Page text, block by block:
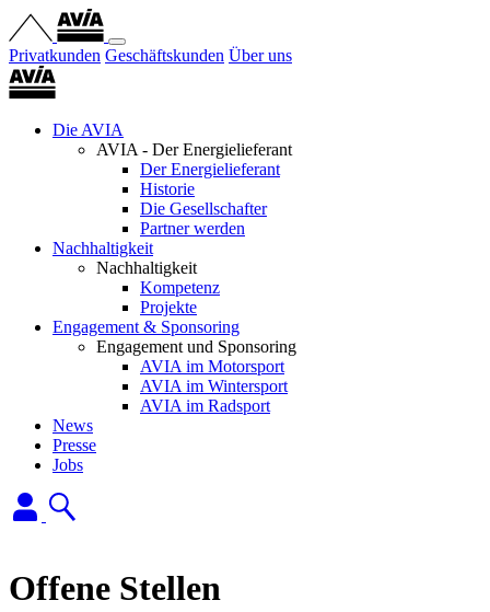
Privatkunden Geschäftskunden Über uns
Die AVIA
AVIA - Der Energielieferant
Der Energielieferant
Historie
Die Gesellschafter
Partner werden
Nachhaltigkeit
Nachhaltigkeit
Kompetenz
Projekte
Engagement & Sponsoring
Engagement und Sponsoring
AVIA im Motorsport
AVIA im Wintersport
AVIA im Radsport
News
Presse
Jobs
Offene Stellen